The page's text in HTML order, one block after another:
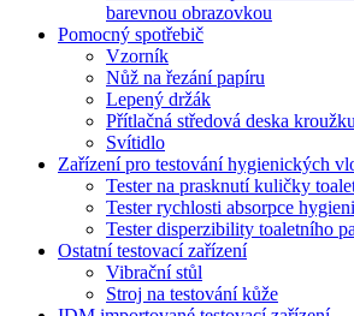
barevnou obrazovkou
Pomocný spotřebič
Vzorník
Nůž na řezání papíru
Lepený držák
Přítlačná středová deska kroužku
Svítidlo
Zařízení pro testování hygienických
Tester na prasknutí kuličky
Tester rychlosti absorpce
Tester disperzibility toaletního
Ostatní testovací zařízení
Vibrační stůl
Stroj na testování kůže